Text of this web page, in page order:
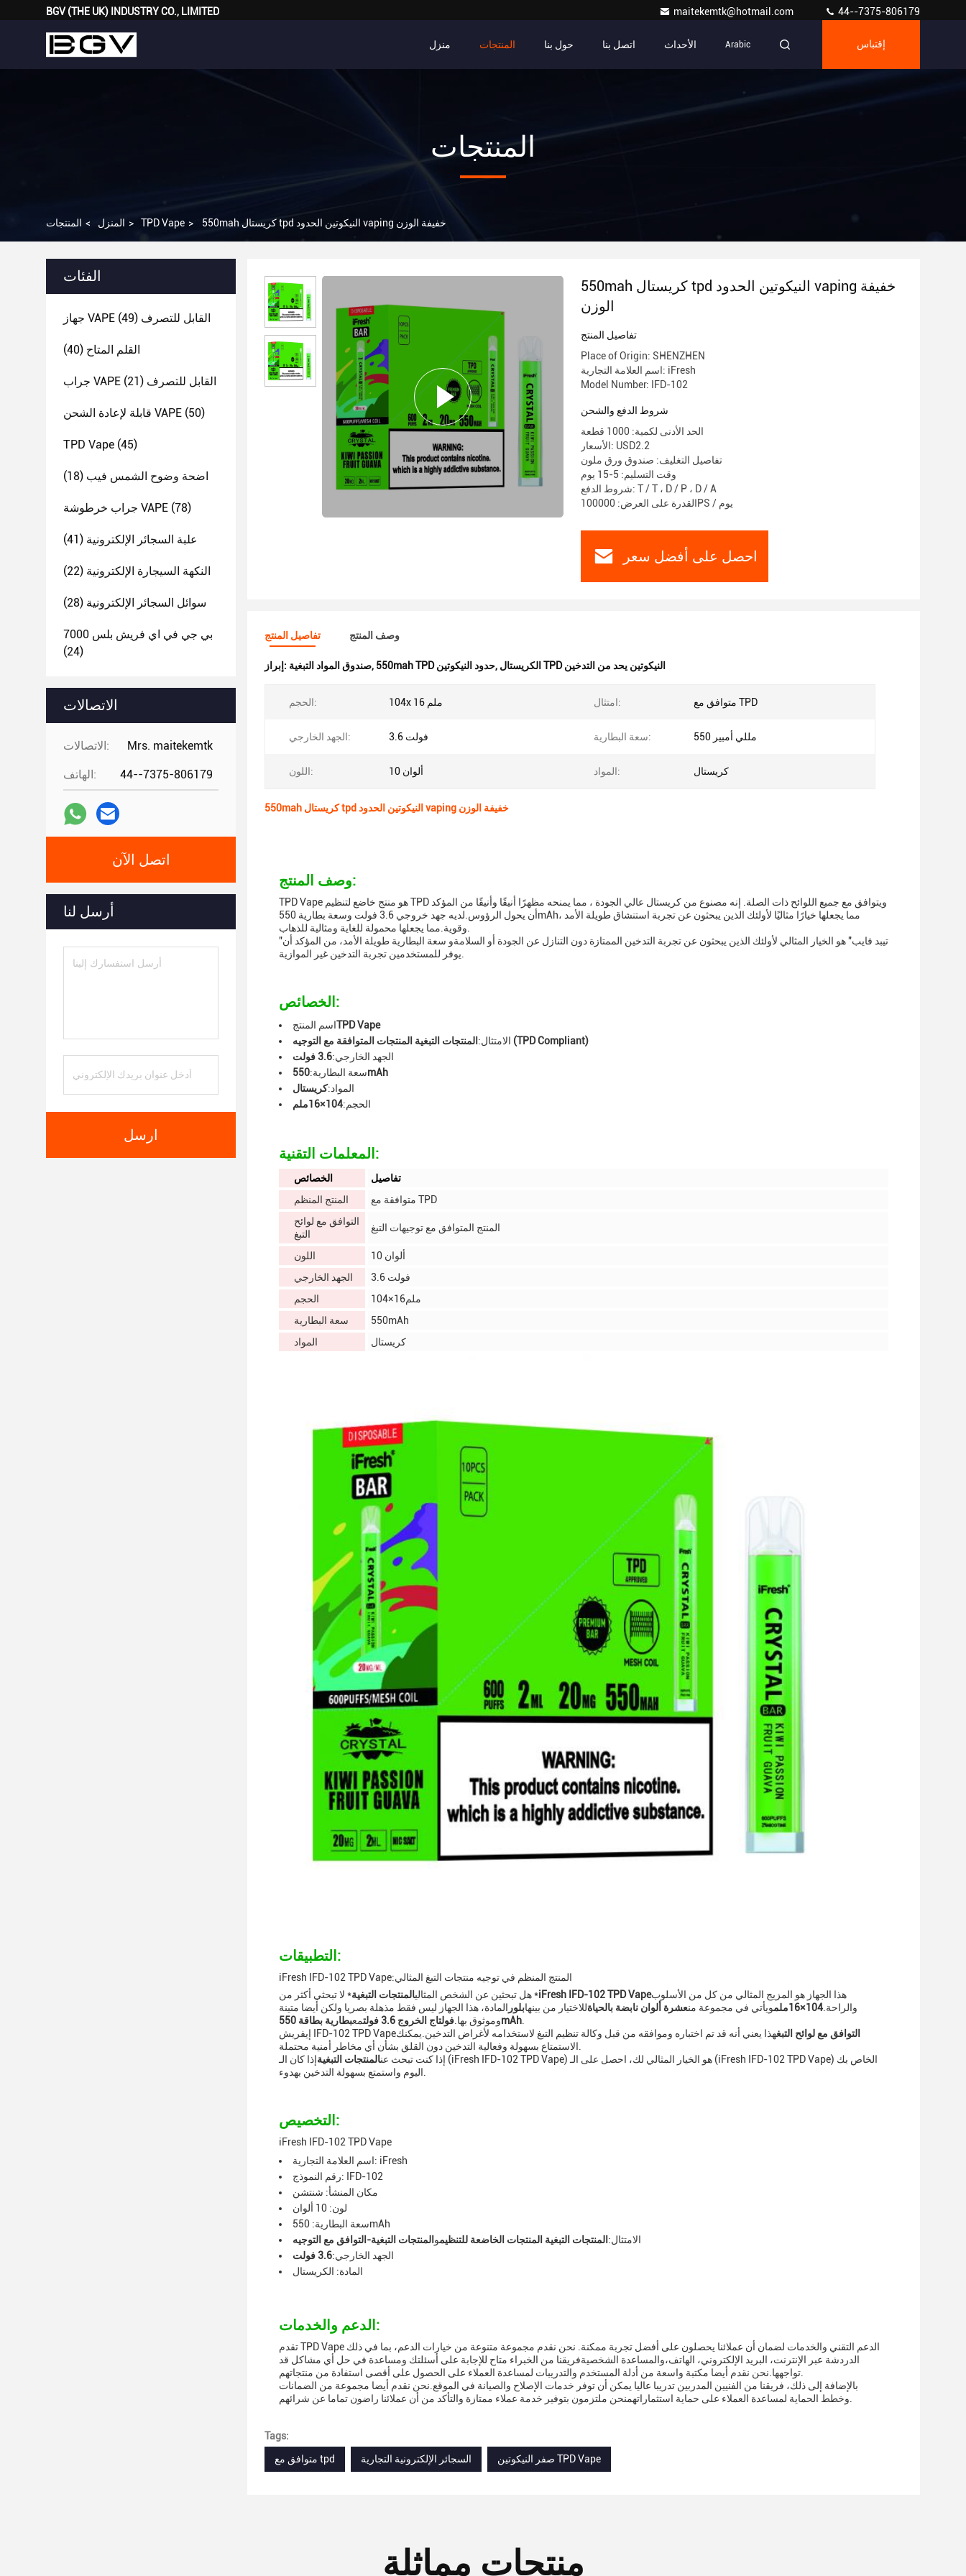
BGV (THE UK) INDUSTRY CO., LIMITED maitekemtk@hotmail.com 44--7375-806179
منزل المنتجات حول بنا اتصل بنا الأحداث Arabic إقتباس
المنتجات
المنزل > المنتجات > TPD Vape > 550mah كريستال tpd النيكوتين الحدود vaping خفيفة الوزن
الفئات
جهاز VAPE القابل للتصرف (49)
القلم المتاح (40)
جراب VAPE القابل للتصرف (21)
قابلة لإعادة الشحن VAPE (50)
TPD Vape (45)
اضحة وضوح الشمس فيب (18)
جراب خرطوشة VAPE (78)
علبة السجائر الإلكترونية (41)
النكهة السيجارة الإلكترونية (22)
سوائل السجائر الإلكترونية (28)
بي جي في اي فريش بلس 7000
(24)
الاتصالات
الاتصالات: Mrs. maitekemtk
الهاتف: 44--7375-806179
اتصل الآن
أرسل لنا
ارسل
550mah كريستال tpd النيكوتين الحدود vaping خفيفة
الوزن
تفاصيل المنتج
Place of Origin: SHENZHEN
اسم العلامة التجارية: iFresh
Model Number: IFD-102
شروط الدفع والشحن
الحد الأدنى لكمية: 1000 قطعة
الأسعار: USD2.2
تفاصيل التغليف: صندوق ورق ملون
وقت التسليم: 5-15 يوم
شروط الدفع: T / T ، D / P ، D / A
القدرة على العرض: 100000PS / يوم
احصل على أفضل سعر
تفاصيل المنتج وصف المنتج
إبراز: صندوق المواد التبغية, 550mah TPD حدود النيكوتين, الكريستال TPD النيكوتين يحد من التدخين
الحجم: 104x 16 ملم امتثال: متوافق مع TPD
الجهد الخارجي: 3.6 فولت سعة البطارية: 550 مللي أمبير
اللون: 10 ألوان المواد: كريستال
550mah كريستال tpd النيكوتين الحدود vaping خفيفة الوزن
وصف المنتج:
TPD Vape هو منتج خاضع لتنظيم TPD ويتوافق مع جميع اللوائح ذات الصلة. إنه مصنوع من كريستال عالي الجودة ، مما يمنحه مظهرًا أنيقًا وأنيقًا من المؤكد
أن يحول الرؤوس.لديه جهد خروجي 3.6 فولت وسعة بطارية 550mAh، مما يجعلها خيارًا مثاليًا لأولئك الذين يبحثون عن تجربة استنشاق طويلة الأمد
"تيبد فايب" هو الخيار المثالي لأولئك الذين يبحثون عن تجربة التدخين الممتازة دون التنازل عن الجودة أو السلامةو سعة البطارية طويلة الأمد، من المؤكد أن
الخصائص:
اسم المنتجTPD Vape
الامتثال: المنتجات التبغية المنتجات المتوافقة مع التوجيه (TPD Compliant)
الجهد الخارجي:3.6 فولت
سعة البطارية:550mAh
المواد:كريستال
الحجم:104×16ملم
المعلمات التقنية:
الخصائص
تفاصيل
المنتج المنظم
متوافقة مع TPD
التوافق مع لوائح
التبغ
المنتج المتوافق مع توجيهات التبغ
اللون
10 ألوان
الجهد الخارجي
3.6 فولت
الحجم
104×16ملم
سعة البطارية
550mAh
المواد
كريستال
التطبيقات:
iFresh IFD-102 TPD Vape:المنتج المنظم في توجيه منتجات التبغ المثالي
هل تبحثين عن الشخص المثاليالمنتجات التبغية * لا تبحثي أكثر من *iFresh IFD-102 TPD Vapeهذا الجهاز هو المزيج المثالي من كل من الأسلوب
والراحة. 104×16ملم ويأتي في مجموعة منعشرة ألوان نابضة بالحياةللاختيار من بينهابلور المادة، هذا الجهاز ليس فقط مذهلة بصريا ولكن أيضا متينة
وموثوق بها. فولتاج الخروج 3.6 فولت مع بطارية بطاقة 550mAh
إيفريش IFD-102 TPD Vape
التوافق مع لوائح التبغهذا يعني أنه قد تم اختباره وموافقه من قبل وكالة تنظيم التبغ لاستخدامه لأغراض التدخين.يمكنك
إذا كنت تبحث عنالمنتجات التبغيةإذا كان الـ (iFresh IFD-102 TPD Vape) هو الخيار المثالي لك، احصل على الـ (iFresh IFD-102 TPD Vape) الخاص بك
التخصيص:
iFresh IFD-102 TPD Vape
اسم العلامة التجارية: iFresh
رقم النموذج: IFD-102
مكان المنشأ: شنتشن
لون: 10 ألوان
سعة البطارية: 550mAh
الامتثال: المنتجات التبغية المنتجات الخاضعة للتنظيمو المنتجات التبغية-التوافق مع التوجيه
الجهد الخارجي:3.6 فولت
المادة: الكريستال
الدعم والخدمات:
تقدم TPD Vape الدعم التقني والخدمات لضمان أن عملائنا يحصلون على أفضل تجربة ممكنة. نحن نقدم مجموعة متنوعة من خيارات الدعم، بما في ذلك
الدردشة عبر الإنترنت، البريد الإلكتروني، الهاتف،والمساعدة الشخصيةفريقنا من الخبراء متاح للإجابة على أسئلتك ومساعدة في حل أي مشاكل قد
بالإضافة إلى ذلك، فريقنا من الفنيين المدربين تدريبا عاليا يمكن أن توفر خدمات الإصلاح والصيانة في الموقع.نحن نقدم أيضا مجموعة من الضمانات
Tags:
متوافق مع tpd
السجائر الإلكترونية التجارية صفر النيكوتين TPD Vape
منتجات مماثلة